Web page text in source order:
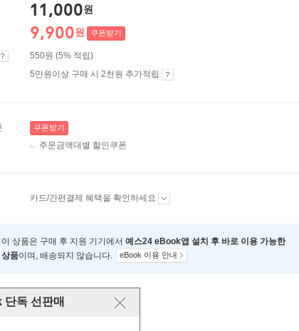
11,000원
9,900원 쿠폰받기
550원 (5% 적립)
5만원이상 구매 시 2천원 추가적립
쿠폰받기
주문금액대별 할인쿠폰
카드/간편결제 혜택을 확인하세요
이 상품은 구매 후 지원 기기에서 예스24 eBook앱 설치 후 바로 이용 가능한
상품이며, 배송되지 않습니다. eBook 이용 안내
독 선판매